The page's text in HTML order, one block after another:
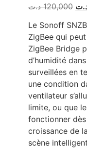
120,000 د.ت
Le Sonoff
ZigBee qui
ZigBee Bridge
d’humidité
surveillées en
une condition
ventilateur
limite, ou que
fonctionner
croissance de
scène